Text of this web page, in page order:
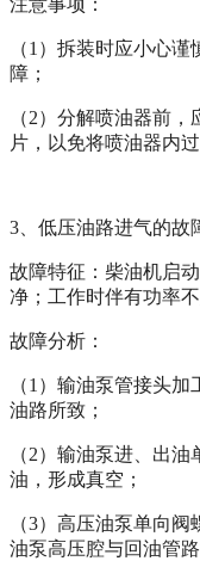
（1 ）拆装时应小心谨
障；
（2）分解喷油器前，
片，以免将喷油器内
3 、低压油路进气的故
故障特征：柴油机启
净；工作时伴有功率
故障分析：
（1 ）输油泵管接头加
油路所致；
（2）输油泵进、出油
油，形成真空；
（3）高压油泵单向阀
油泵高压腔与回油管